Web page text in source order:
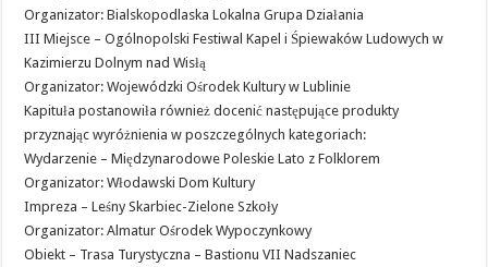
Organizator: Bialskopodlaska Lokalna Grupa Działania
III Miejsce – Ogólnopolski Festiwal Kapel i Śpiewaków Ludowych w
Kazimierzu Dolnym nad Wisłą
Organizator: Wojewódzki Ośrodek Kultury w Lublinie
Kapituła postanowiła również docenić następujące produkty
przyznając wyróżnienia w poszczególnych kategoriach:
Wydarzenie – Międzynarodowe Poleskie Lato z Folklorem
Organizator: Włodawski Dom Kultury
Impreza – Leśny Skarbiec-Zielone Szkoły
Organizator: Almatur Ośrodek Wypoczynkowy
Obiekt – Trasa Turystyczna – Bastionu VII Nadszaniec